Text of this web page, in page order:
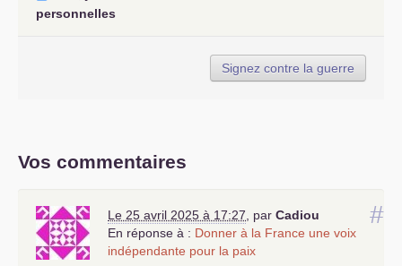
personnelles
Signez contre la guerre
Vos commentaires
#
Le 25 avril 2025 à 17:27, par Cadiou
En réponse à : Donner à la France une voix
indépendante pour la paix